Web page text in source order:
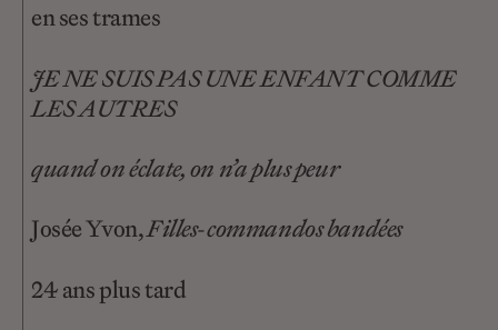
en ses trames
JE NE SUIS PAS UNE ENFANT COMME
LES AUTRES
quand on éclate, on n’a plus peur
Josée Yvon,Filles-commandos bandées
24 ans plus tard